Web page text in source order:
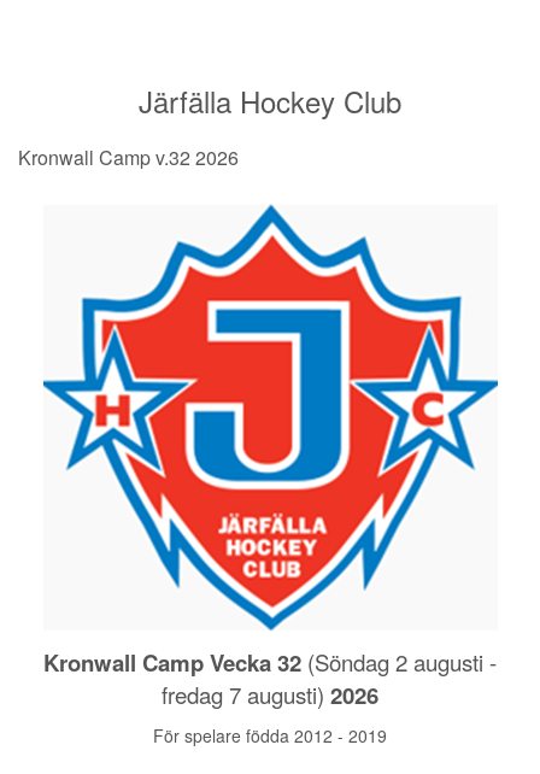
Järfälla Hockey Club
Kronwall Camp v.32 2026
Kronwall Camp Vecka 32 (Söndag 2 augusti -
fredag 7 augusti) 2026
För spelare födda 2012 - 2019